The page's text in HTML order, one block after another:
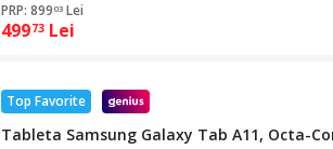
PRP: 899 03 Lei
49973 Lei
Top Favorite
Tableta Samsung Galaxy Tab A11, Octa-